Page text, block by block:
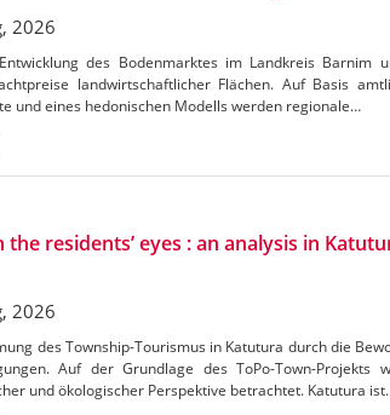
2026
des Bodenmarktes im Landkreis Barnim
landwirtschaftlicher Flächen. Auf Basis
und eines hedonischen Modells werden regionale…
residents’ eyes : an analysis in
2026
des Township-Tourismus in Katutura durch die
Auf der Grundlage des ToPo-Town-Projekts
und ökologischer Perspektive betrachtet. Katutura